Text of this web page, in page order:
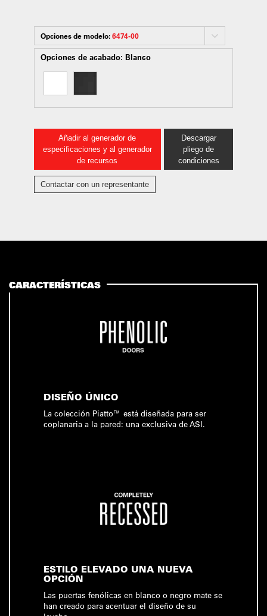
Opciones de modelo:6474-00
Opciones de acabado: Blanco
Añadir al generador de
especificaciones y al generador
de recursos
Descargar
pliego de
condiciones
Contactar con un representante
CARACTERÍSTICAS
DISEÑO ÚNICO
La colección Piatto™ está diseñada para ser
coplanaria a la pared: una exclusiva de ASI.
ESTILO ELEVADO UNA NUEVA
OPCIÓN
Las puertas fenólicas en blanco o negro mate se
han creado para acentuar el diseño de su